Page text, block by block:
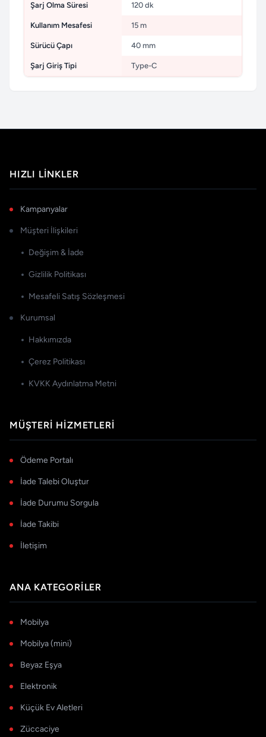
Şarj Olma Süresi 120 dk
Kullanım Mesafesi 15 m
Sürücü Çapı 40 mm
Şarj Giriş Tipi Type-C
HIZLI LINKLER
Kampanyalar
Müşteri İlişkileri
Değişim & İade
Gizlilik Politikası
Mesafeli Satış Sözleşmesi
Kurumsal
Hakkımızda
Çerez Politikası
KVKK Aydınlatma Metni
MÜŞTERI HIZMETLERI
Ödeme Portalı
İade Talebi Oluştur
İade Durumu Sorgula
İade Takibi
İletişim
ANA KATEGORILER
Mobilya
Mobilya (mini)
Beyaz Eşya
Elektronik
Küçük Ev Aletleri
Züccaciye